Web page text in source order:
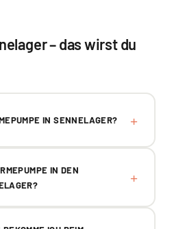
– das wirst du
IN SENNELAGER?
IN DEN